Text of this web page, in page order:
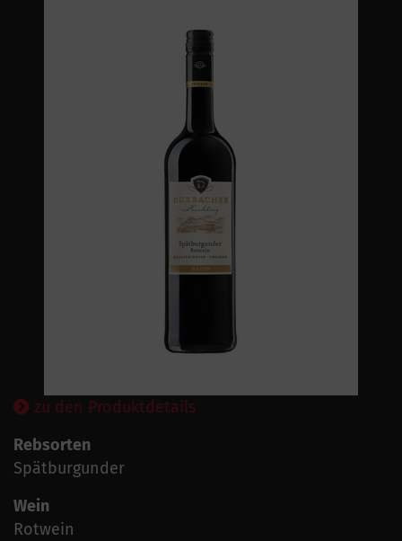
zu den Produktdetails
Rebsorten
Spätburgunder
Wein
Rotwein